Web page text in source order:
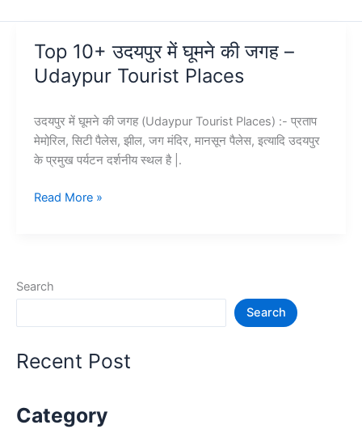
Top 10+ उदयपुर में घूमने की जगह –
Udaypur Tourist Places
उदयपुर में घूमने की जगह (Udaypur Tourist Places) :- प्रताप
मेमोरि़ल, सिटी पैलेस, झील, जग मंदिर, मानसून पैलेस, इत्यादि उदयपुर
के प्रमुख पर्यटन दर्शनीय स्थल है |.
Top
की
Udaypur
Tourist
Read More »
Search
Search
Recent Post
Category